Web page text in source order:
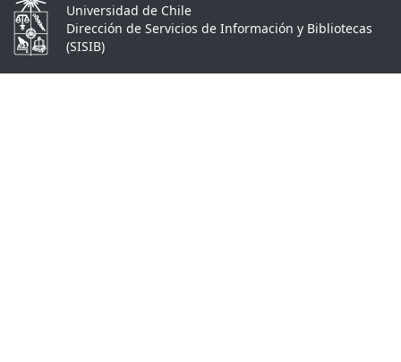
Universidad de Chile
Dirección de Servicios de Información y Bibliotecas
(SISIB)